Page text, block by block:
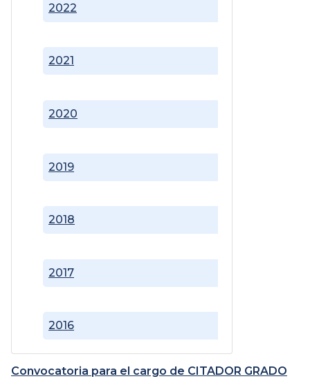
2016
2017
2018
2019
2020
2021
2022
Convocatoria para el cargo de CITADOR GRADO